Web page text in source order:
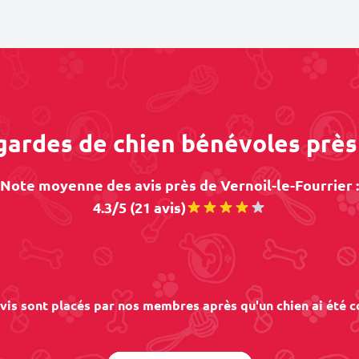
de chien bénévoles
Note moyenne des avis près de Vernoil-le-Fourrier :
4.3/5 (21 avis)
sont placés par nos membres après qu'un chien ai été